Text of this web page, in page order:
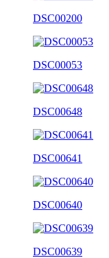
DSC00200
DSC00053
DSC00648
DSC00641
DSC00640
DSC00639